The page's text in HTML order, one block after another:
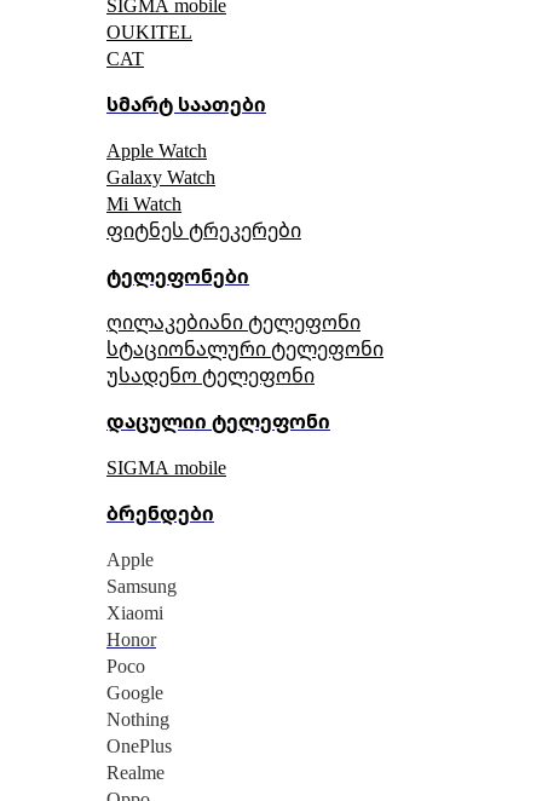
OUKITEL
CAT
სმარტ საათები
Apple Watch
Galaxy Watch
Mi Watch
ფიტნეს ტრეკერები
ტელეფონები
ღილაკებიანი ტელეფონი
სტაციონალური ტელეფონი
უსადენო ტელეფონი
დაცულიი ტელეფონი
SIGMA mobile
ბრენდები
Apple
Samsung
Xiaomi
Honor
Poco
Google
Nothing
OnePlus
Realme